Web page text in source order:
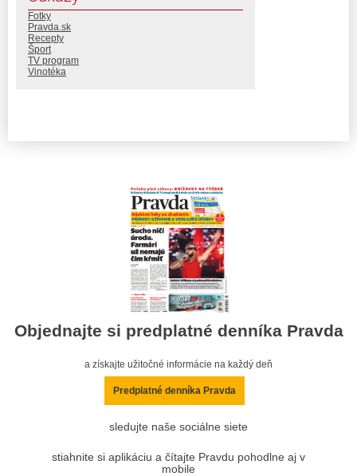
Fotky
Pravda.sk
Recepty
Šport
TV program
Vinotéka
Objednajte si predplatné denníka Pravda
a získajte užitočné informácie na každý deň
Predplatné denníka Pravda
sledujte naše sociálne siete
stiahnite si aplikáciu a čítajte Pravdu pohodlne aj v
mobile